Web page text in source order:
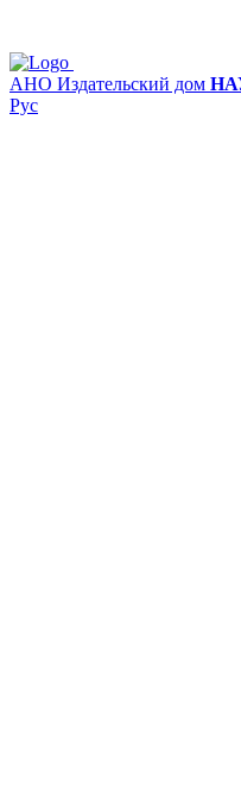
АНО Издательский дом
Рус